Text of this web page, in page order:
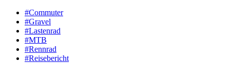
#Commuter
#Gravel
#Lastenrad
#MTB
#Rennrad
#Reisebericht